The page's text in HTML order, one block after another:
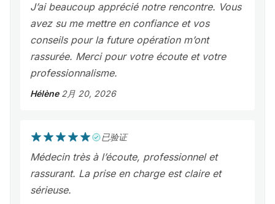
J’ai beaucoup apprécié notre rencontre. Vous
avez su me mettre en confiance et vos
conseils pour la future opération m’ont
rassurée. Merci pour votre écoute et votre
professionnalisme.
Hélène 2月 20, 2026
已验证
Médecin très à l’écoute, professionnel et
rassurant. La prise en charge est claire et
sérieuse.